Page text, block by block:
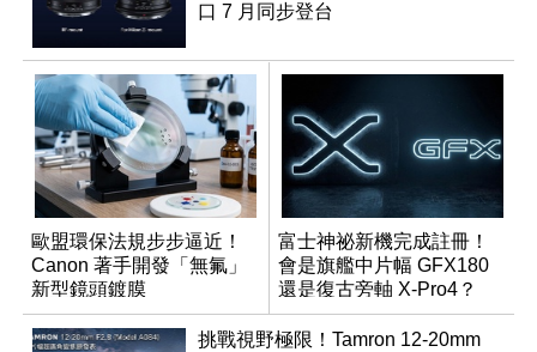
口 7 月同步登台
歐盟環保法規步步逼近！
Canon 著手開發「無氟」
新型鏡頭鍍膜
富士神祕新機完成註冊！
會是旗艦中片幅 GFX180
還是復古旁軸 X-Pro4？
挑戰視野極限！Tamron 12-20mm